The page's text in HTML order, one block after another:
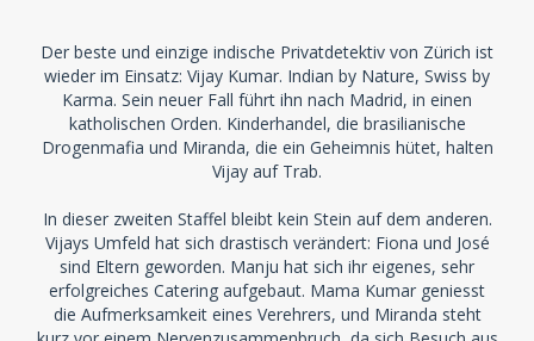
Der beste und einzige indische Privatdetektiv von Zürich ist
wieder im Einsatz: Vijay Kumar. Indian by Nature, Swiss by
Karma. Sein neuer Fall führt ihn nach Madrid, in einen
katholischen Orden. Kinderhandel, die brasilianische
Drogenmafia und Miranda, die ein Geheimnis hütet, halten
Vijay auf Trab.
In dieser zweiten Staffel bleibt kein Stein auf dem anderen.
Vijays Umfeld hat sich drastisch verändert: Fiona und José
sind Eltern geworden. Manju hat sich ihr eigenes, sehr
erfolgreiches Catering aufgebaut. Mama Kumar geniesst
die Aufmerksamkeit eines Verehrers, und Miranda steht